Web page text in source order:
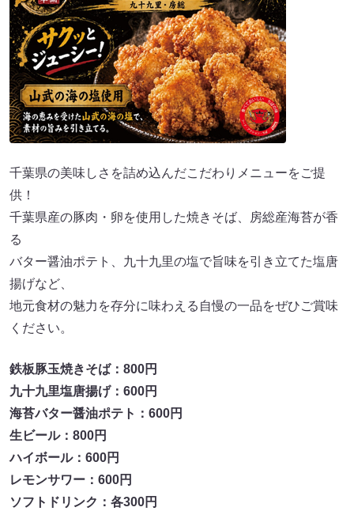
千葉県の美味しさを詰め込んだこだわりメニューをご提
供！
千葉県産の豚肉・卵を使用した焼きそば、房総産海苔が香
る
バター醤油ポテト、九十九里の塩で旨味を引き立てた塩唐
揚げなど、
地元食材の魅力を存分に味わえる自慢の一品をぜひご賞味
ください。
鉄板豚玉焼きそば：800円
九十九里塩唐揚げ：600円
海苔バター醤油ポテト：600円
生ビール：800円
ハイボール：600円
レモンサワー：600円
ソフトドリンク：各300円